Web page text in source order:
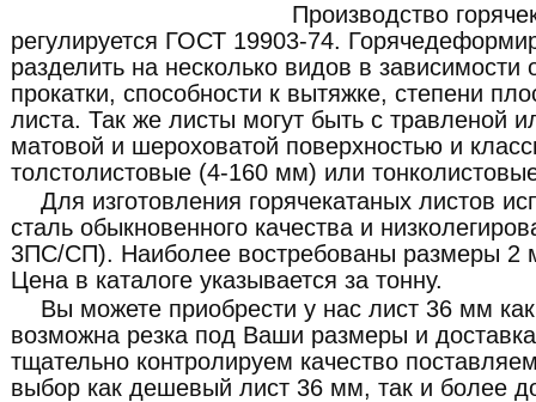
Производство
регулируется ГОСТ 19903-74.
разделить на несколько видов в зависимости
прокатки, способности к вытяжке, степени
листа. Так же листы могут быть с травленой
матовой и шероховатой поверхностью и
толстолистовые (4-160 мм) или
Для изготовления горячекатаных листов
сталь обыкновенного качества и
3ПС/СП). Наиболее востребованы размеры
Цена в каталоге указывается за тонну.
Вы можете приобрести у нас лист 36 мм
возможна резка под Ваши размеры и
тщательно контролируем качество
выбор как дешевый лист 36 мм, так и более